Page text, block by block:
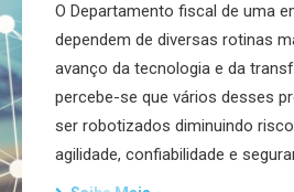
O Departamento fiscal de uma
dependem de diversas rotinas
avanço da tecnologia e da
percebe-se que vários desses
ser robotizados diminuindo
agilidade, confiabilidade e